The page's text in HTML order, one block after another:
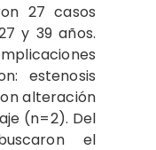
27 casos
y 39 años.
estenosis
alteración
(n=2). Del
el